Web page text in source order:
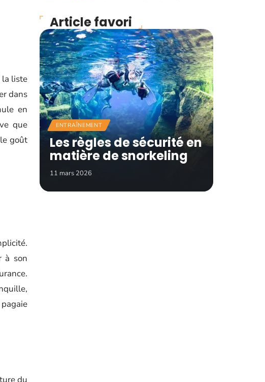
la liste
dans
en
que
goût
à son
Article favori
ENTRAÎNEMENT
Les règles de sécurité en
matière de snorkeling
11 mars 2026